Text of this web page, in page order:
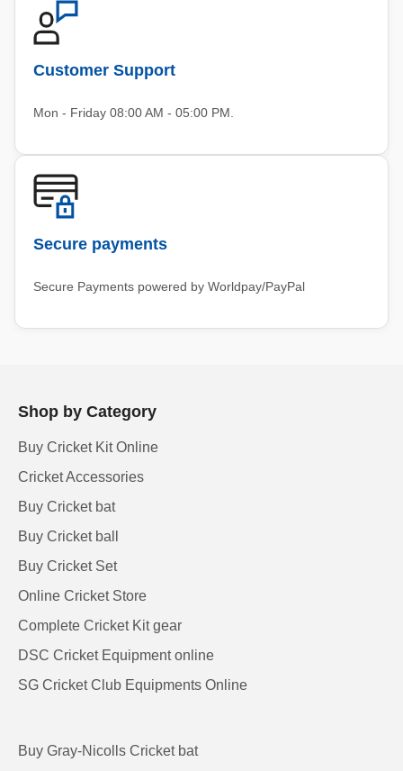
Customer Support
Mon - Friday 08:00 AM - 05:00 PM.
Secure payments
Secure Payments powered by Worldpay/PayPal
Shop by Category
Buy Cricket Kit Online
Cricket Accessories
Buy Cricket bat
Buy Cricket ball
Buy Cricket Set
Online Cricket Store
Complete Cricket Kit gear
DSC Cricket Equipment online
SG Cricket Club Equipments Online
Buy Gray-Nicolls Cricket bat